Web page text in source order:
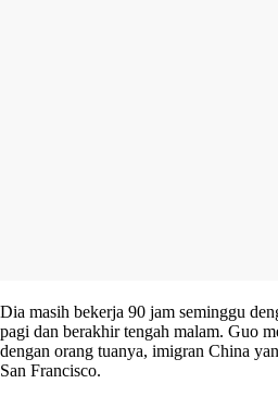
Dia masih bekerja 90 jam seminggu
pagi dan berakhir tengah malam. Guo
dengan orang tuanya, imigran China
San Francisco.